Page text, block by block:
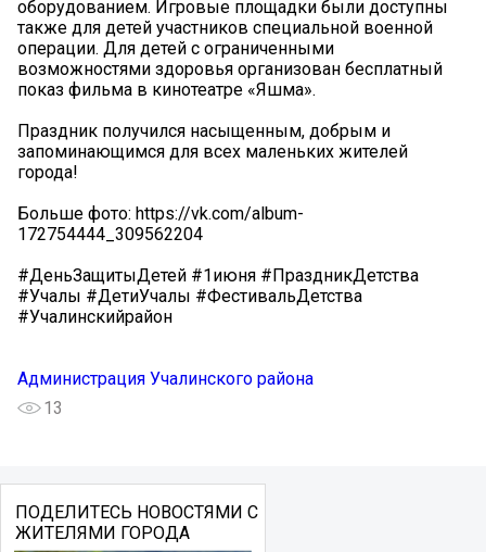
оборудованием. Игровые площадки были доступны
также для детей участников специальной военной
операции. Для детей с ограниченными
возможностями здоровья организован бесплатный
показ фильма в кинотеатре «Яшма».
Праздник получился насыщенным, добрым и
запоминающимся для всех маленьких жителей
города!
Больше фото: https://vk.com/album-
172754444_309562204
#ДеньЗащитыДетей #1июня #ПраздникДетства
#Учалы #ДетиУчалы #ФестивальДетства
#Учалинскийрайон
Администрация Учалинского района
13
ПОДЕЛИТЕСЬ НОВОСТЯМИ С
ЖИТЕЛЯМИ ГОРОДА